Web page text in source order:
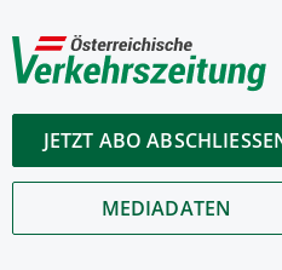
JETZT ABO
MEDIADATEN